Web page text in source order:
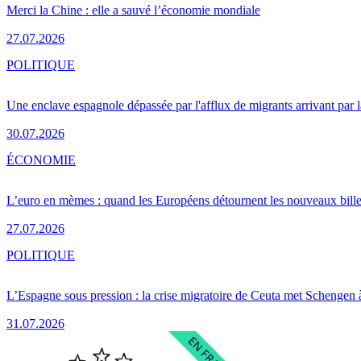
Merci la Chine : elle a sauvé l’économie mondiale
27.07.2026
Une enclave espagnole dépassée par l'afflux de migrants arrivant par
30.07.2026
POLITIQUE
L’euro en mèmes : quand les Européens détournent les nouveaux
27.07.2026
ÉCONOMIE
L’Espagne sous pression : la crise migratoire de Ceuta met Schengen
31.07.2026
POLITIQUE